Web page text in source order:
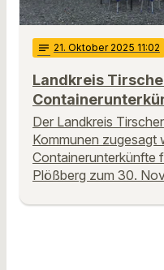
notes 21. Oktober 2025 11:02
Landkreis
Der Landkreis
Kommunen zugesagt
Containerunterkünfte
Plößberg zum 30.